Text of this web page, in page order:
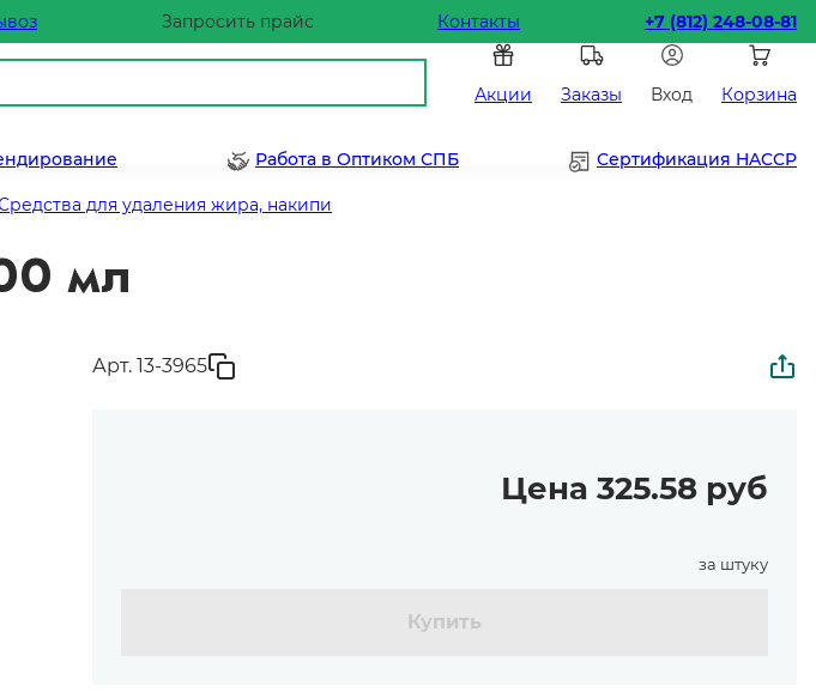
Запросить прайс Контакты +7 (812) 248-08-81
Акции Заказы Вход Корзина
Работа в Оптиком СПБ Сертификация HACCP
для удаления жира, накипи
мл
Арт. 13-3965
Цена 325.58 руб
за штуку
Купить